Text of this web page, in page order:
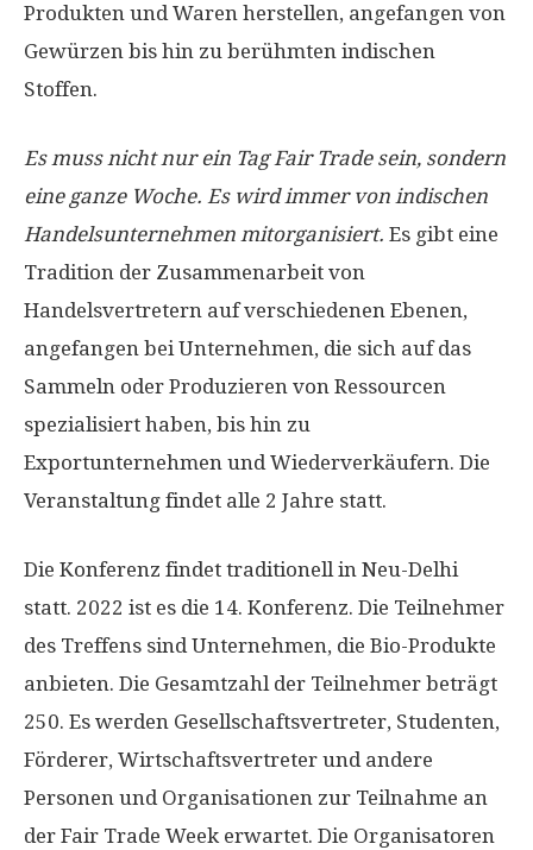
Produkten und Waren herstellen, angefangen von
Gewürzen bis hin zu berühmten indischen
Stoffen.
Es muss nicht nur ein Tag Fair Trade sein, sondern
eine ganze Woche. Es wird immer von indischen
Handelsunternehmen mitorganisiert. Es gibt eine
Tradition der Zusammenarbeit von
Handelsvertretern auf verschiedenen Ebenen,
angefangen bei Unternehmen, die sich auf das
Sammeln oder Produzieren von Ressourcen
spezialisiert haben, bis hin zu
Exportunternehmen und Wiederverkäufern. Die
Veranstaltung findet alle 2 Jahre statt.
Die Konferenz findet traditionell in Neu-Delhi
statt. 2022 ist es die 14. Konferenz. Die Teilnehmer
des Treffens sind Unternehmen, die Bio-Produkte
anbieten. Die Gesamtzahl der Teilnehmer beträgt
250. Es werden Gesellschaftsvertreter, Studenten,
Förderer, Wirtschaftsvertreter und andere
Personen und Organisationen zur Teilnahme an
der Fair Trade Week erwartet. Die Organisatoren